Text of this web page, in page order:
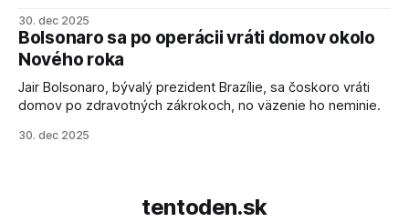
schopnosti. Informovali o tom štátne médiá KĽDR, na ktoré
sa odvoláva agentúra AFP.
30. dec 2025
Bolsonaro sa po operácii vráti domov okolo
Nového roka
Jair Bolsonaro, bývalý prezident Brazílie, sa čoskoro vráti
domov po zdravotných zákrokoch, no väzenie ho neminie.
30. dec 2025
tentoden.sk